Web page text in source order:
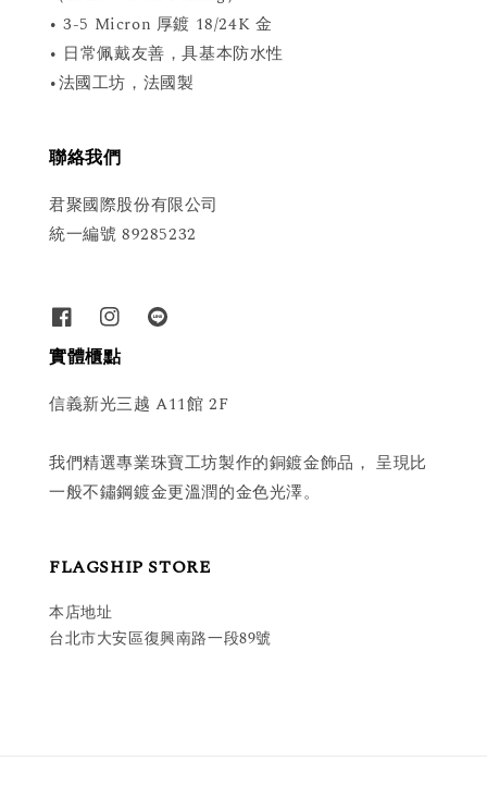
• 3-5 Micron 厚鍍 18/24K 金
• 日常佩戴友善，具基本防水性
•法國工坊，法國製
聯絡我們
君聚國際股份有限公司
統一編號 89285232
實體櫃點
信義新光三越 A11館 2F
我們精選專業珠寶工坊製作的銅鍍金飾品， 呈現比
一般不鏽鋼鍍金更溫潤的金色光澤。
FLAGSHIP STORE
本店地址
台北市大安區復興南路一段89號